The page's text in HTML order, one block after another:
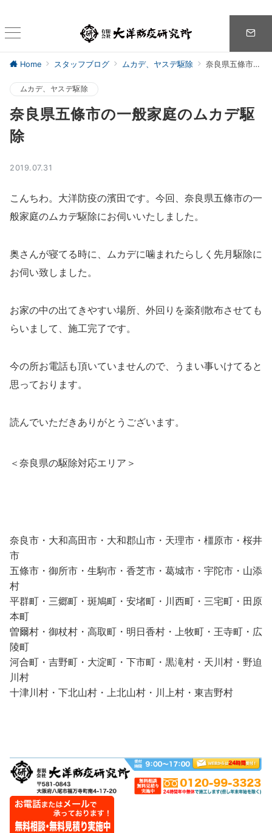
Home スタッフブログ ムカデ、ヤスデ駆除 奈良県五條市の一般家庭のムカデ駆除
ムカデ、ヤスデ駆除
奈良県五條市の一般家庭のムカデ駆
除
2019.07.31
こんちわ。大洋防疫の濱田です。今回、奈良県五條市の一
般家庭のムカデ駆除にお伺いいたしました。
奥さんが寝てる時に、ムカデに噛まれたらしく先月駆除に
お伺い致しました。
お家の中の出てきやすい場所、外回りを薬剤散布させても
らいまして、施工完了です。
今の所お電話も頂いていませんので、うまい事いけてると
思っております。
読んでいただきありがとうございます。
＜奈良県の駆除対応エリア＞
奈良市・大和高田市・大和郡山市・天理市・橿原市・桜井
市
五條市・御所市・生駒市・香芝市・葛城市・宇陀市・山添
村
平群町・三郷町・斑鳩町・安堵町・川西町・三宅町・田原
本町
曽爾村・御杖村・高取町・明日香村・上牧町・王寺町・広
陵町
河合町・吉野町・大淀町・下市町・黒滝村・天川村・野迫
川村
十津川村・下北山村・上北山村・川上村・東吉野村